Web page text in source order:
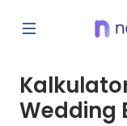
Wedding